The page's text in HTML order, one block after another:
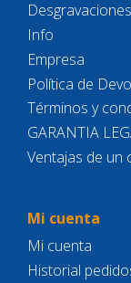
Info
Empresa
Política de
Términos y
GARANTIA
Ventajas de un
Mi cuenta
Mi cuenta
Historial